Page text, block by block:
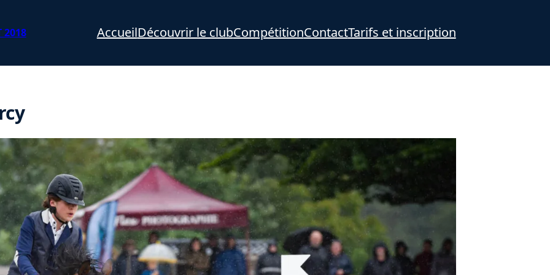
2018 AccueilDécouvrir le clubCompétitionContactTarifs et inscription